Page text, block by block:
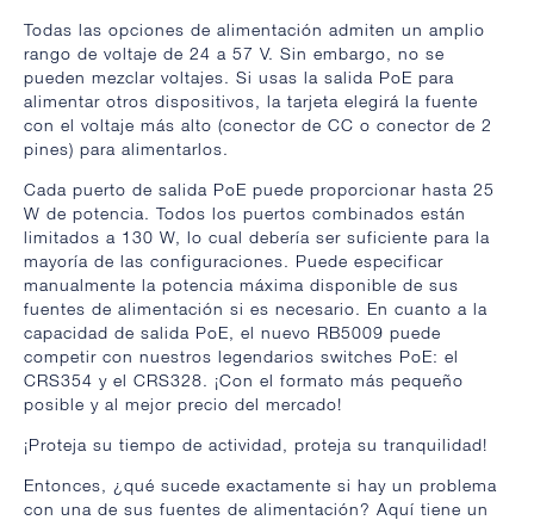
Todas las opciones de alimentación admiten un amplio
rango de voltaje de 24 a 57 V. Sin embargo, no se
pueden mezclar voltajes. Si usas la salida PoE para
alimentar otros dispositivos, la tarjeta elegirá la fuente
con el voltaje más alto (conector de CC o conector de 2
pines) para alimentarlos.
Cada puerto de salida PoE puede proporcionar hasta 25
W de potencia. Todos los puertos combinados están
limitados a 130 W, lo cual debería ser suficiente para la
mayoría de las configuraciones. Puede especificar
manualmente la potencia máxima disponible de sus
fuentes de alimentación si es necesario. En cuanto a la
capacidad de salida PoE, el nuevo RB5009 puede
competir con nuestros legendarios switches PoE: el
CRS354 y el CRS328. ¡Con el formato más pequeño
posible y al mejor precio del mercado!
¡Proteja su tiempo de actividad, proteja su tranquilidad!
Entonces, ¿qué sucede exactamente si hay un problema
con una de sus fuentes de alimentación? Aquí tiene un